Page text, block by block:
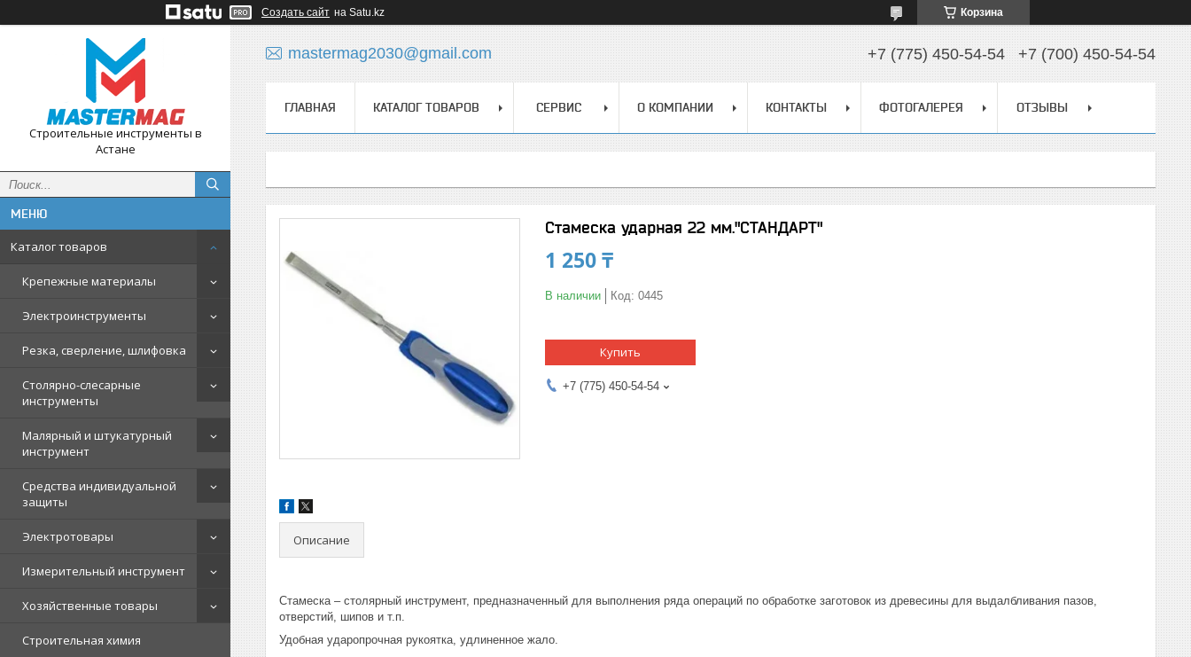
Создать сайт на Satu.kz Корзина
Строительные инструменты в
Астане
Каталог товаров
Крепежные материалы
Электроинструменты
Резка, сверление, шлифовка
Столярно-слесарные
инструменты
Малярный и штукатурный
инструмент
Средства индивидуальной
защиты
Электротовары
Измерительный инструмент
Хозяйственные товары
Строительная химия
mastermag2030@gmail.com +7 (775) 450-54-54 +7 (700) 450-54-54
ГЛАВНАЯ КАТАЛОГ ТОВАРОВ СЕРВИС О КОМПАНИИ КОНТАКТЫ ФОТОГАЛЕРЕЯ ОТЗЫВЫ
Стамеска ударная 22 мм."СТАНДАРТ"
1 250 ₸
В наличии Код: 0445
Купить
+7 (775) 450-54-54
Описание
Стамеска – столярный инструмент, предназначенный для выполнения ряда операций по обработке заготовок из древесины для выдалбливания пазов,
отверстий, шипов и т.п.
Удобная ударопрочная рукоятка, удлиненное жало.